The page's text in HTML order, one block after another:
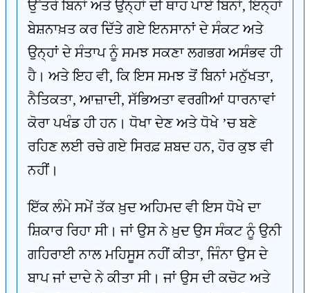
ਉੱਤਰੇ ਬਿਨਾਂ ਅਤੇ ਉਨ੍ਹਾਂ ਦੀ ਥਾਹ ਪਾਏ ਬਿਨਾਂ, ਇਨ੍ਹਾਂ
ਬੇਸ਼ਨਾਖ਼ਤ ਕਰ ਦਿੱਤੇ ਗਏ ਇਨਸਾਨਾਂ ਦੇ ਸੰਕਟ ਅਤੇ
ਉਨ੍ਹਾਂ ਦੇ ਸੰਤਾਪ ਨੂੰ ਸਮਝ ਸਕਣਾ ਲਗਭਗ ਅਸੰਭਵ ਹੀ
ਹੈ। ਅਤੇ ਇਹ ਵੀ, ਕਿ ਇਸ ਸਮਝ ਤੋਂ ਬਿਨਾਂ ਮਨੁੱਖਤਾ,
ਨੈਤਿਕਤਾ, ਆਜ਼ਾਦੀ, ਸੱਭਿਅਤਾ ਵਰਗੀਆਂ ਧਾਰਨਾਵਾਂ
ਕੋਰਾ ਪਖੰਡ ਹੀ ਹਨ। ਧੋਖਾ ਦੇਣ ਅਤੇ ਧੋਖੇ ’ਚ ਬਣੇ
ਰਹਿਣ ਲਈ ਰਚੇ ਗਏ ਸਿਰਫ਼ ਸ਼ਬਦ ਹਨ, ਹੋਰ ਕੁਝ ਵੀ
ਨਹੀਂ।
ਇੱਕ ਲੰਮੇ ਸਮੇਂ ਤੱਕ ਖ਼ੁਦ ਅਹਿਮਦ ਵੀ ਇਸ ਧੋਖੇ ਦਾ
ਸ਼ਿਕਾਰ ਰਿਹਾ ਸੀ। ਜਾਂ ਉਸ ਨੇ ਖ਼ੁਦ ਉਸ ਸੰਕਟ ਨੂੰ ਉਨੀ
ਗਹਿਰਾਈ ਨਾਲ ਮਹਿਸੂਸ ਨਹੀਂ ਕੀਤਾ, ਜਿੰਨਾ ਉਸ ਦੇ
ਬਾਪ ਜਾਂ ਦਾਦੇ ਨੇ ਕੀਤਾ ਸੀ। ਜਾਂ ਉਸ ਦੀ ਕਚੋਟ ਅਤੇ